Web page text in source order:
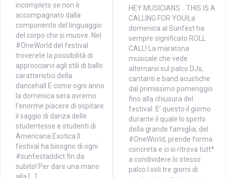
incompleto se non è
accompagnato dalla
componente del linguaggio
del corpo che si muove. Nel
#OneWorld del festival
troverete la possibilità di
approcciarvi agli stili di ballo
caratteristici della
dancehall.E come ogni anno
la domenica sera avremo
l’enorme piacere di ospitare
il saggio di danza delle
studentesse e studenti di
Americana Exotica.Il
festival ha bisogno di ogni
#sunfestaddict fin da
subito! Per dare una mano
HEY MUSICIANS… THIS IS A
CALLING FOR YOU!La
domenica al Sunfest ha
sempre significato ROLL
CALL! La maratona
musicale che vede
alternarsi sul palco DJs,
cantanti e band acustiche
dal primissimo pomeriggio
fino alla chiusura del
festival. E’ questo il giorno
durante il quale lo spirito
della grande famiglia, del
#OneWorld, prende forma
concreta e ci si ritrova tutt*
a condividere lo stesso
palco.I soli tre giorni di